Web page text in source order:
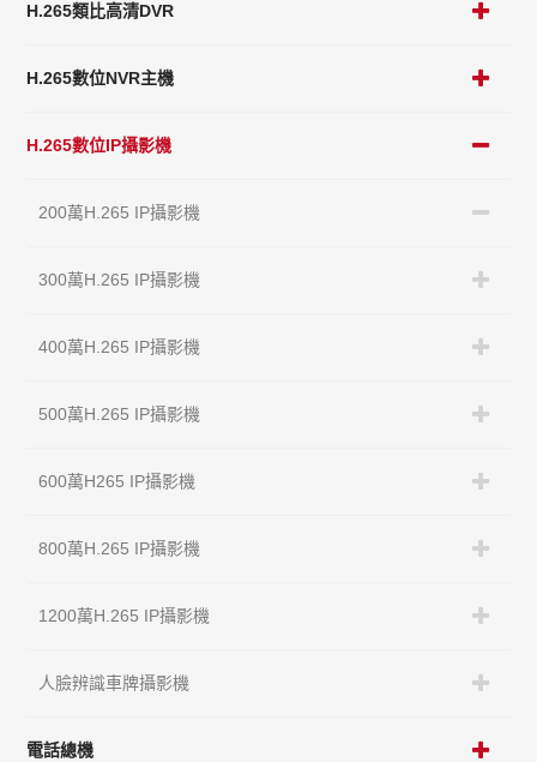
H.265類比高清DVR
H.265數位NVR主機
H.265數位IP攝影機
200萬H.265 IP攝影機
300萬H.265 IP攝影機
400萬H.265 IP攝影機
500萬H.265 IP攝影機
600萬H265 IP攝影機
800萬H.265 IP攝影機
1200萬H.265 IP攝影機
人臉辨識車牌攝影機
電話總機